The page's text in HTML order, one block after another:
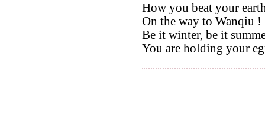
How you beat your
On the way to Wanqiu !
Be it winter, be it
You are holding your